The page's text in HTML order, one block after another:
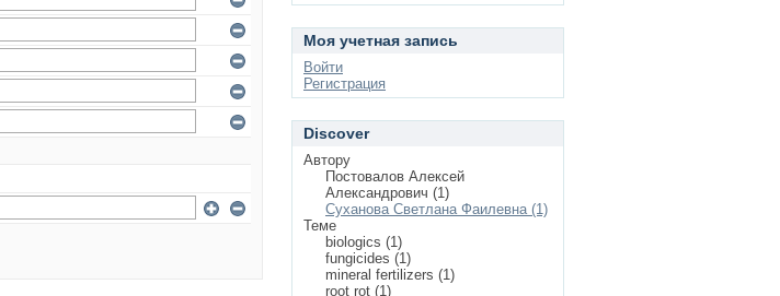
Моя учетная запись
Войти
Регистрация
Discover
Автору
Постовалов Алексей
Александрович (1)
Суханова Светлана Фаилевна (1)
Теме
biologics (1)
fungicides (1)
mineral fertilizers (1)
root rot (1)